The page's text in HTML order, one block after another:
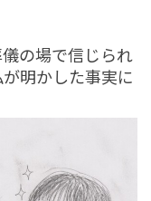
ARENA TOP
の場で信じられ
明かした事実に